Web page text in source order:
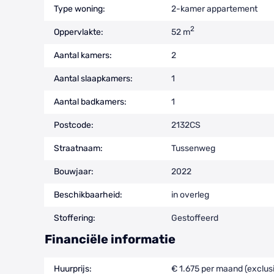
Type woning: 2-kamer appartement
Oppervlakte: 52 m2
Aantal kamers: 2
Aantal slaapkamers: 1
Aantal badkamers: 1
Postcode: 2132CS
Straatnaam: Tussenweg
Bouwjaar: 2022
Beschikbaarheid: in overleg
Stoffering: Gestoffeerd
Financiële informatie
Huurprijs: € 1.675 per maand